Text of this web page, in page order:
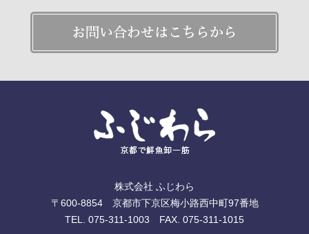
株式会社 ふじわら
〒600-8854 京都市下京区梅小路西中町97番地
TEL. 075-311-1003 FAX. 075-311-1015